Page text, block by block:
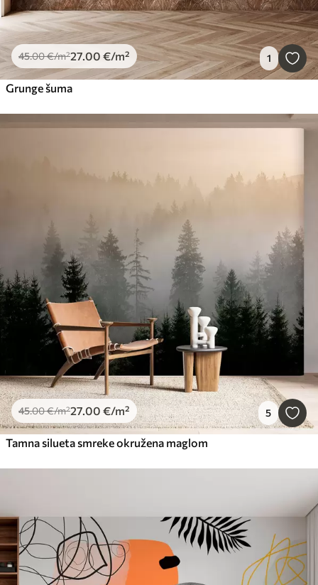
45.00€/m²27.00 €/m² 1
Grunge šuma
45.00€/m²27.00 €/m² 5
Tamna silueta smreke okružena maglom